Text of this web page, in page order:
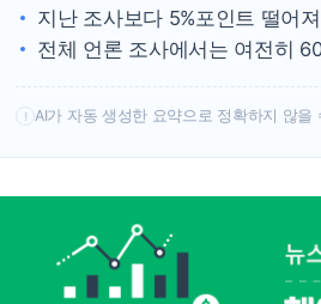
지난 조사보다 5%포인트 떨어
전체 언론 조사에서는 여전히
! AI가 자동 생성한 요약으로 정확하지 않을